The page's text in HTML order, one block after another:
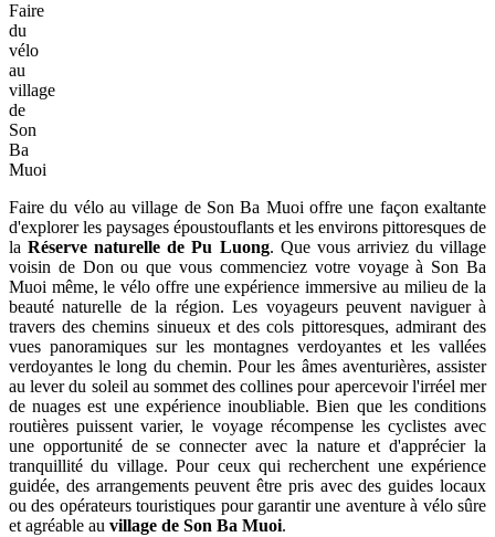
Faire
du
vélo
au
village
de
Son
Ba
Muoi
Faire du vélo au village de Son Ba Muoi offre une façon exaltante
d'explorer les paysages époustouflants et les environs pittoresques de
laRéserve naturelle de Pu Luong. Que vous arriviez du village
voisin de Don ou que vous commenciez votre voyage à Son Ba
Muoi même, le vélo offre une expérience immersive au milieu de la
beauté naturelle de la région. Les voyageurs peuvent naviguer à
travers des chemins sinueux et des cols pittoresques, admirant des
vues panoramiques sur les montagnes verdoyantes et les vallées
verdoyantes le long du chemin. Pour les âmes aventurières, assister
au lever du soleil au sommet des collines pour apercevoir l'irréel mer
de nuages est une expérience inoubliable. Bien que les conditions
routières puissent varier, le voyage récompense les cyclistes avec
une opportunité de se connecter avec la nature et d'apprécier la
tranquillité du village. Pour ceux qui recherchent une expérience
guidée, des arrangements peuvent être pris avec des guides locaux
ou des opérateurs touristiques pour garantir une aventure à vélo sûre
et agréable au village de Son Ba Muoi.